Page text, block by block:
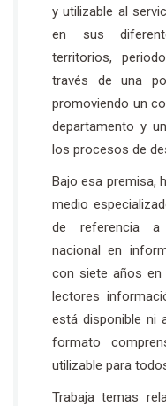
y utilizable al
en sus
territorios,
través de una
promoviendo un
departamento y
los procesos de
Bajo esa premisa,
medio
de referencia a
nacional en
con siete años
lectores
está disponible ni
formato
utilizable para
Trabaja temas